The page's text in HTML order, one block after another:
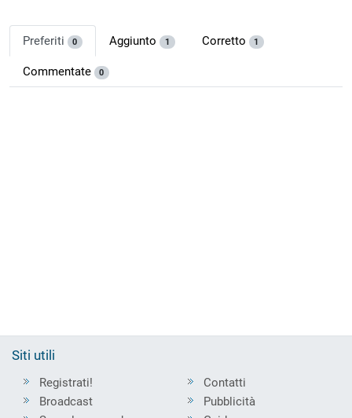
Preferiti 0 Aggiunto 1 Corretto 1
Commentate 0
Siti utili
Registrati!
Broadcast
Contatti
Pubblicità